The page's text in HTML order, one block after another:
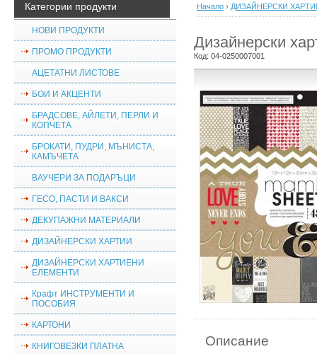
Категории продукти
НОВИ ПРОДУКТИ
ПРОМО ПРОДУКТИ
АЦЕТАТНИ ЛИСТОВЕ
БОИ И АКЦЕНТИ
БРАДСОВЕ, АЙЛЕТИ, ПЕРЛИ И
КОПЧЕТА
БРОКАТИ, ПУДРИ, МЪНИСТА,
КАМЪЧЕТА
ВАУЧЕРИ ЗА ПОДАРЪЦИ
ГЕСО, ПАСТИ И ВАКСИ
ДЕКУПАЖНИ МАТЕРИАЛИ
ДИЗАЙНЕРСКИ ХАРТИИ
ДИЗАЙНЕРСКИ ХАРТИЕНИ
ЕЛЕМЕНТИ
Крафт ИНСТРУМЕНТИ И
ПОСОБИЯ
КАРТОНИ
КНИГОВЕЗКИ ПЛАТНА
Начало › ДИЗАЙНЕРСКИ
Дизайнерски
Код: 04-0250007001
Описание